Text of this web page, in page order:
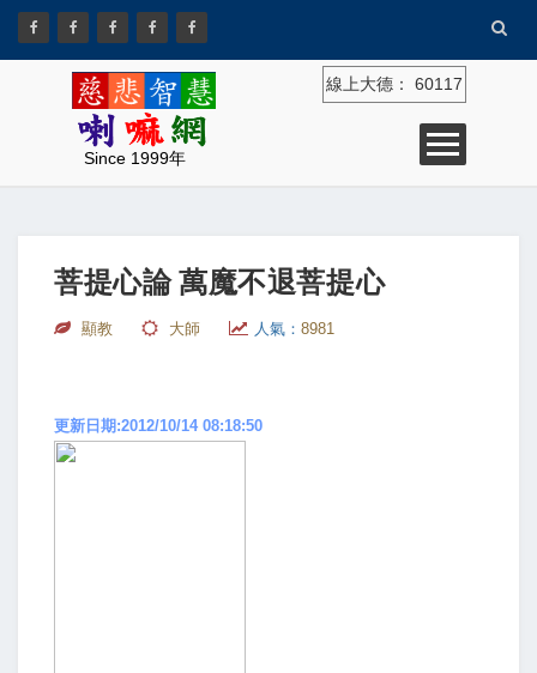
Since 1999年
線上大德： 60117
菩提心論 萬魔不退菩提心
顯教 大師 人氣： 8981
更新日期:2012/10/14 08:18:50